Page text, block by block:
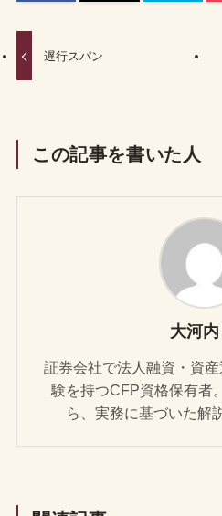
遅行スパン
この記事を書いた人
大河
証券会社で法人融資・資
験を持つCFP資格保有者
ら、実務に基づいた解